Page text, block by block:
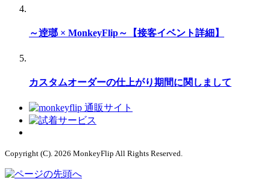
～逹瑯 × MonkeyFlip～【接客イベント詳細】
カスタムオーダーの仕上がり期間に関しまして
Copyright (C). 2026 MonkeyFlip All Rights Reserved.